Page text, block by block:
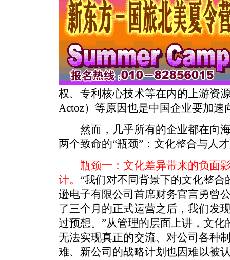
权、专利核心技术等在内的上游资
Actoz）等原因也是中国企业要加速
然而，几乎所有的企业都在向海
两个致命的“瓶颈”：文化整合与人
瓶颈一：文化差异带来的负面
计。 “我们对不同背景下的文化整
逊电子有限公司首席财务官言勇曾
了三个月的正式运营之后，我们发
过预想。”从管理的层面上讲，文
无法实现真正的交流、对公司各种
难、新公司的战略计划也因难以被